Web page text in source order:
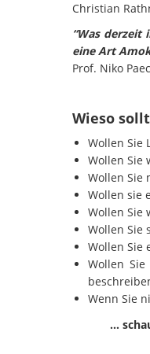
Christian
“Was
eine Art
Prof. Niko
Wieso
Wollen Sie
Wollen Sie
Wollen Sie
Wollen sie
Wollen Sie
Wollen Sie
Wollen Sie
Wollen
Wenn Sie
…